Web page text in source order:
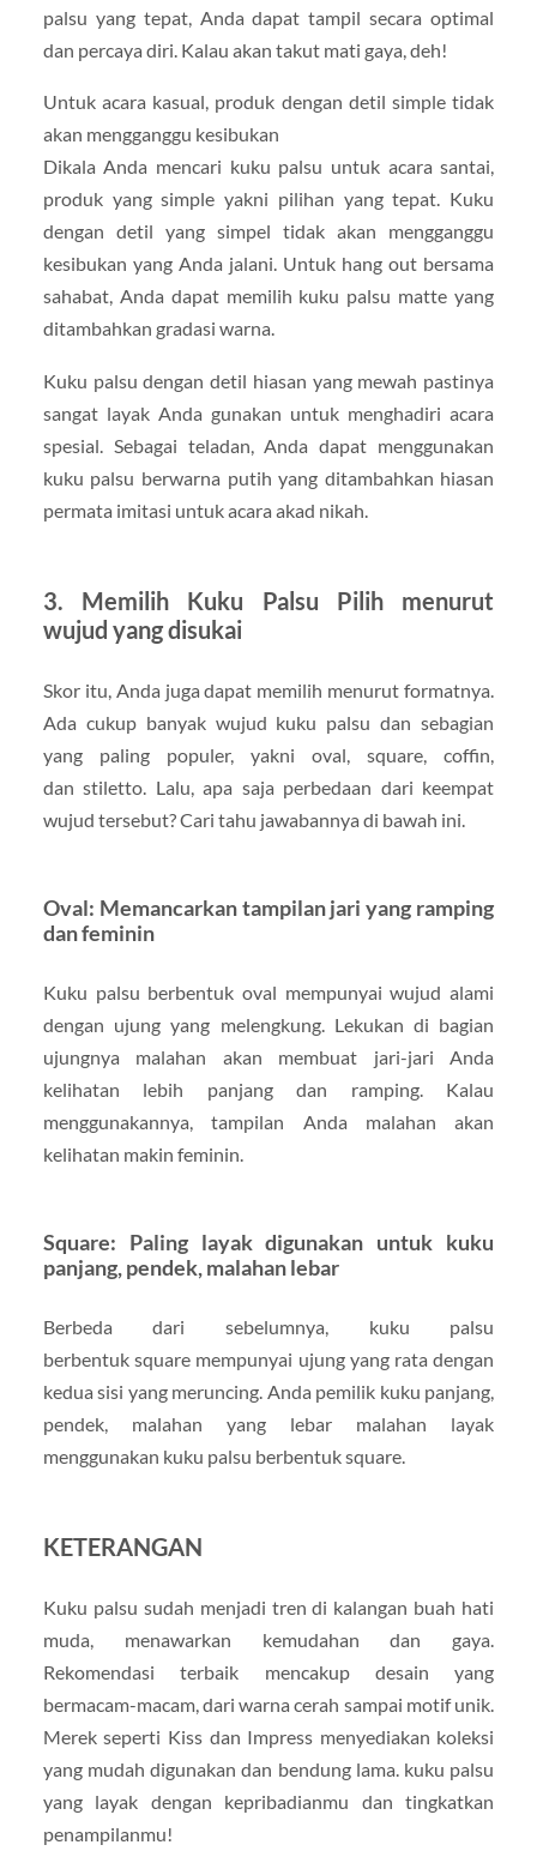
palsu yang tepat, Anda dapat tampil secara optimal
dan percaya diri. Kalau akan takut mati gaya, deh!
Untuk acara kasual, produk dengan detil simple tidak
akan mengganggu kesibukan
Dikala Anda mencari kuku palsu untuk acara santai,
produk yang simple yakni pilihan yang tepat. Kuku
dengan detil yang simpel tidak akan mengganggu
kesibukan yang Anda jalani. Untuk hang out bersama
sahabat, Anda dapat memilih kuku palsu matte yang
ditambahkan gradasi warna.
Kuku palsu dengan detil hiasan yang mewah pastinya
sangat layak Anda gunakan untuk menghadiri acara
spesial. Sebagai teladan, Anda dapat menggunakan
kuku palsu berwarna putih yang ditambahkan hiasan
permata imitasi untuk acara akad nikah.
3. Memilih Kuku Palsu Pilih menurut
wujud yang disukai
Skor itu, Anda juga dapat memilih menurut formatnya.
Ada cukup banyak wujud kuku palsu dan sebagian
yang paling populer, yakni oval, square, coffin,
dan stiletto. Lalu, apa saja perbedaan dari keempat
wujud tersebut? Cari tahu jawabannya di bawah ini.
Oval: Memancarkan tampilan jari yang ramping
dan feminin
Kuku palsu berbentuk oval mempunyai wujud alami
dengan ujung yang melengkung. Lekukan di bagian
ujungnya malahan akan membuat jari-jari Anda
kelihatan lebih panjang dan ramping. Kalau
menggunakannya, tampilan Anda malahan akan
kelihatan makin feminin.
Square: Paling layak digunakan untuk kuku
panjang, pendek, malahan lebar
Berbeda dari sebelumnya, kuku palsu
berbentuk square mempunyai ujung yang rata dengan
kedua sisi yang meruncing. Anda pemilik kuku panjang,
pendek, malahan yang lebar malahan layak
menggunakan kuku palsu berbentuk square.
KETERANGAN
Kuku palsu sudah menjadi tren di kalangan buah hati
muda, menawarkan kemudahan dan gaya.
Rekomendasi terbaik mencakup desain yang
bermacam-macam, dari warna cerah sampai motif unik.
Merek seperti Kiss dan Impress menyediakan koleksi
yang mudah digunakan dan bendung lama. kuku palsu
yang layak dengan kepribadianmu dan tingkatkan
penampilanmu!